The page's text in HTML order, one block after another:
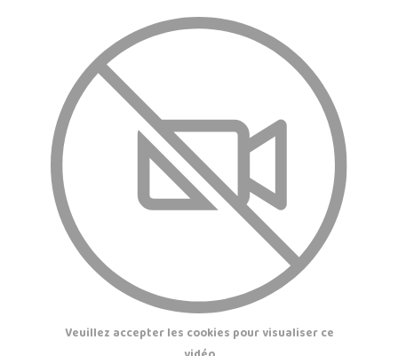
Veuillez accepter les cookies pour visualiser ce